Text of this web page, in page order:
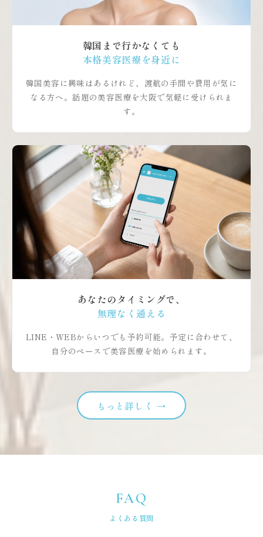
韓国まで行かなくても
本格美容医療を身近に
韓国美容に興味はあるけれど、渡航の手間や費用が気に
なる方へ。話題の美容医療を大阪で気軽に受けられま
す。
あなたのタイミングで、
無理なく通える
LINE・WEBからいつでも予約可能。予定に合わせて、
自分のペースで美容医療を始められます。
もっと詳しく →
FAQ
よくある質問